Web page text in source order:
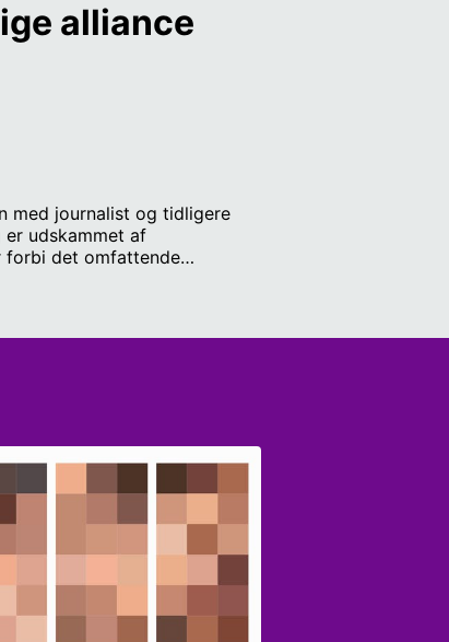
alliance
med journalist og tidligere
er udskammet af
forbi det omfattende
Epstein: